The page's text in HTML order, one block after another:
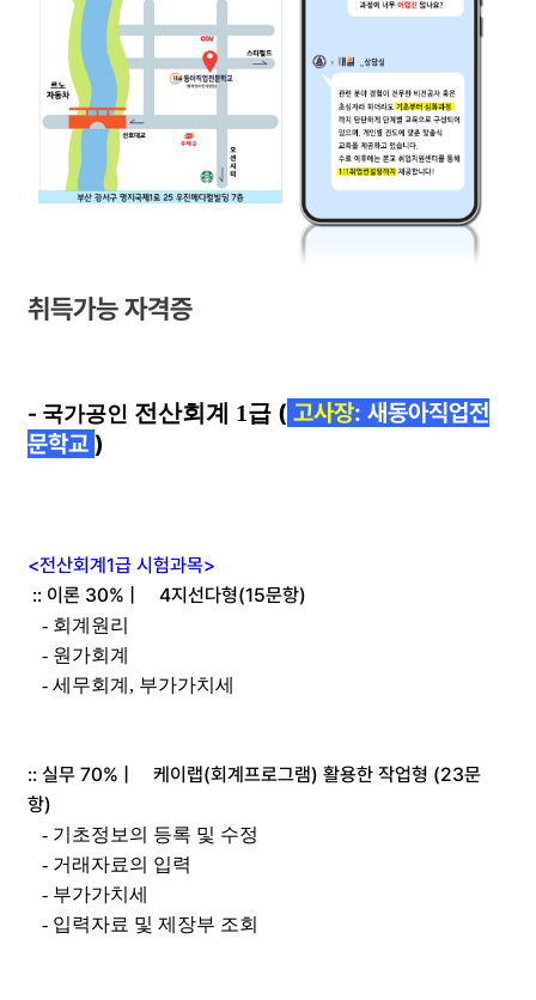
취득가능 자격증
- 국가공인 전산회계 1급 ( 고사장: 새동아직업전
문학교 )
<전산회계1급 시험과목>
:: 이론 30% | 4지선다형(15문항)
- 회계원리
- 원가회계
- 세무회계, 부가가치세
:: 실무 70% | 케이랩(회계프로그램) 활용한 작업형 (23문
항)
- 기초정보의 등록 및 수정
- 거래자료의 입력
- 부가가치세
- 입력자료 및 제장부 조회